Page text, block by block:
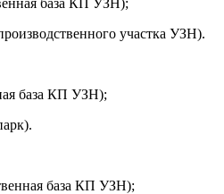
участка УЗН).
база КП УЗН);
база КП УЗН);